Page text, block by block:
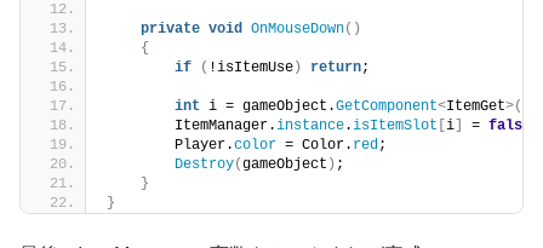
private void OnMouseDown()
{
if
( !isItemUse) return;
int i = gameObject.GetComponent<ItemGet>()
        ItemManager.
instance.isItemSlot [i] = false
        Player.
color = Color. red ;
Destroy(gameObject ) ;
}
}